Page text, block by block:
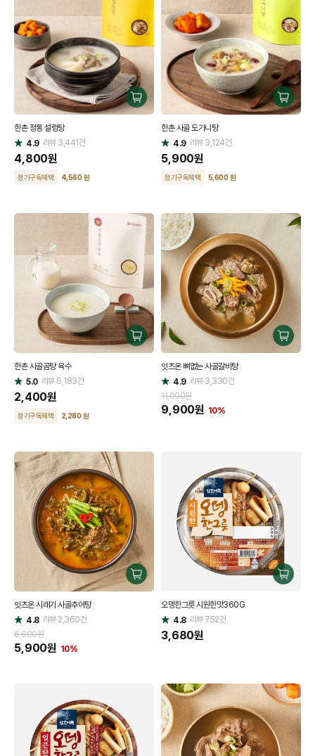
구
매
한촌 정통 설렁탕
별
점
4.9 리뷰3,441건
4,800원
정기구독혜택 4,560 원
구
매
한촌 사골 도가니탕
별
점
4.9 리뷰3,124건
5,900원
정기구독혜택 5,600 원
구
매
한촌 사골곰탕 육수
별
점
5.0 리뷰6,183건
2,400원
정기구독혜택 2,280 원
구
매
잇츠온 뼈없는 사골갈비탕
별
점
4.9 리뷰3,330건
11,000원
9,900원 10%
구
매
잇츠온 시래기 사골추어탕
별
점
4.8 리뷰2,360건
6,600원
5,900원 10%
구
오뎅한그릇 시원한맛360G
별
점
4.8 리뷰752건
3,680원